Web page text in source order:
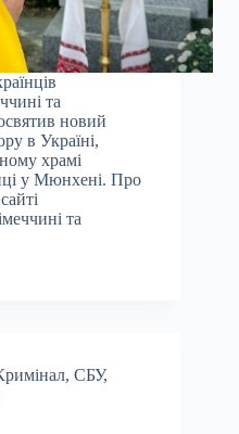
та
новий
в Україні,
храмі
у Мюнхені. Про
та
, СБУ,